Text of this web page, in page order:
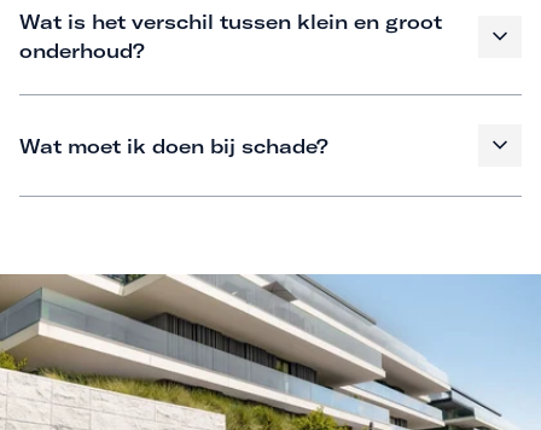
Wat is het verschil tussen klein en groot
onderhoud?
Wat moet ik doen bij schade?